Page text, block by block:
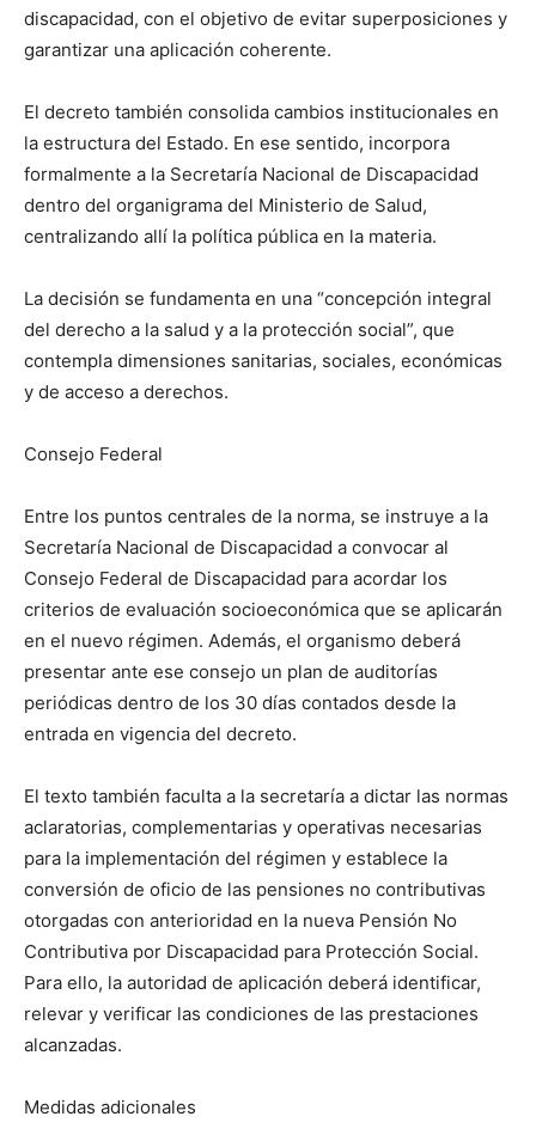
discapacidad, con el objetivo de evitar superposiciones y
garantizar una aplicación coherente.
El decreto también consolida cambios institucionales en
la estructura del Estado. En ese sentido, incorpora
formalmente a la Secretaría Nacional de Discapacidad
dentro del organigrama del Ministerio de Salud,
centralizando allí la política pública en la materia.
La decisión se fundamenta en una “concepción integral
del derecho a la salud y a la protección social”, que
contempla dimensiones sanitarias, sociales, económicas
y de acceso a derechos.
Consejo Federal
Entre los puntos centrales de la norma, se instruye a la
Secretaría Nacional de Discapacidad a convocar al
Consejo Federal de Discapacidad para acordar los
criterios de evaluación socioeconómica que se aplicarán
en el nuevo régimen. Además, el organismo deberá
presentar ante ese consejo un plan de auditorías
periódicas dentro de los 30 días contados desde la
entrada en vigencia del decreto.
El texto también faculta a la secretaría a dictar las normas
aclaratorias, complementarias y operativas necesarias
para la implementación del régimen y establece la
conversión de oficio de las pensiones no contributivas
otorgadas con anterioridad en la nueva Pensión No
Contributiva por Discapacidad para Protección Social.
Para ello, la autoridad de aplicación deberá identificar,
relevar y verificar las condiciones de las prestaciones
alcanzadas.
Medidas adicionales